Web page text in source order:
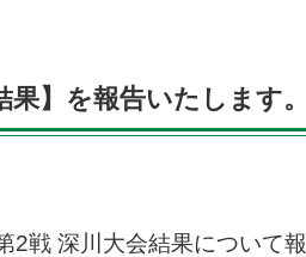
】を報告いたします。
戦 深川大会結果について報